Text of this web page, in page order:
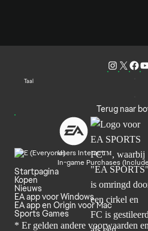
Taal
Terug naar
Users Interact
In-game Purchases
Startpagina
Kopen
Nieuws
EA app voor Windows
EA app en Origin voor Mac
Sports Games
* Er gelden andere voorwaarden